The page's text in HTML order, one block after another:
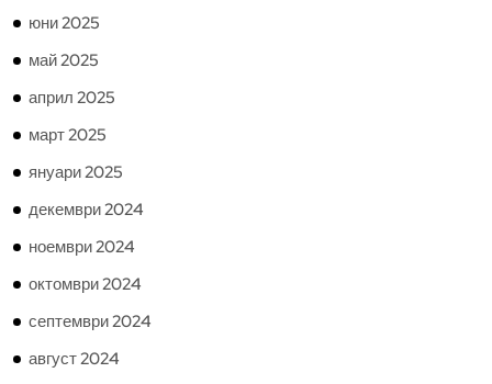
юни 2025
май 2025
април 2025
март 2025
януари 2025
декември 2024
ноември 2024
октомври 2024
септември 2024
август 2024